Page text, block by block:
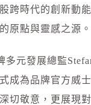
跨時代的創新動
原點與靈感之源。
多元發展總監
成為品牌官方威
切敬意，更展現